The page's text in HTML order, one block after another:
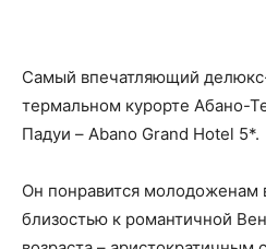
Самый впечатляющий
термальном курорте Абано-
Падуи – Abano Grand Hotel 5*.
Он понравится молодоженам
близостью к романтичной